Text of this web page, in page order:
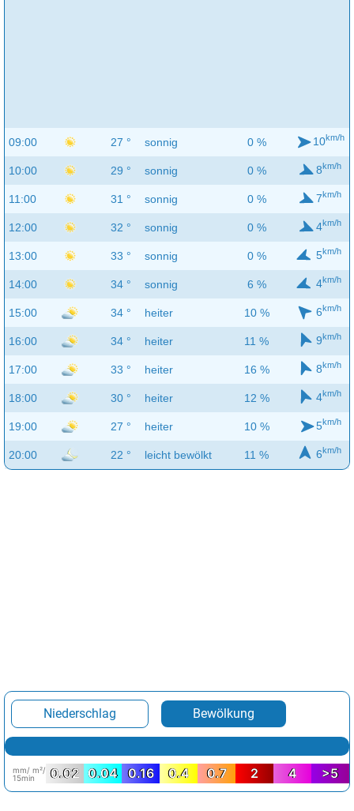
09:00 27 ° sonnig 0 % 10km/h
10:00 29 ° sonnig 0 % 8km/h
11:00 31 ° sonnig 0 % 7km/h
12:00 32 ° sonnig 0 % 4km/h
13:00 33 ° sonnig 0 % 5km/h
14:00 34 ° sonnig 6 % 4km/h
15:00 34 ° heiter 10 % 6km/h
16:00 34 ° heiter 11 % 9km/h
17:00 33 ° heiter 16 % 8km/h
18:00 30 ° heiter 12 % 4km/h
19:00 27 ° heiter 10 % 5km/h
20:00 22 ° leicht bewölkt 11 % 6km/h
Niederschlag Bewölkung
mm/ m²/
15min
0.02 0.04 0.16 0.4 0.7 2 4 >5